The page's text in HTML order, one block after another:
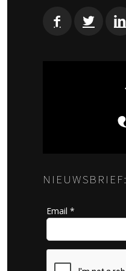
NIEUWSBRIEF:
Email *